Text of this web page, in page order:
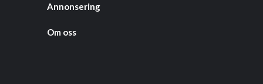
Annonsering
Om oss